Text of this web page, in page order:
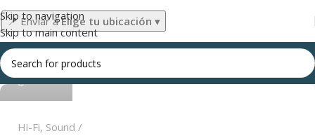
Skip to navigation
Skip to main content
📍 Enviar a Elige tu ubicación ▾
admin
0
Hi-Fi, Sound